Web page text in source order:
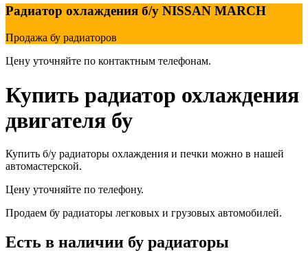
Радиатор охлаждения б/у NISSAN MARCH
Продажа бу радиаторов
Цену уточняйте по контактным телефонам.
Купить радиатор охлаждения
двигателя бу
Купить б/у радиаторы охлаждения и печки можно в нашей
автомастерской.
Цену уточняйте по телефону.
Продаем бу радиаторы легковых и грузовых автомобилей.
Есть в наличии бу радиаторы